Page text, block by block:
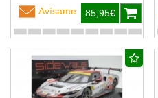
Avísame 85,95€